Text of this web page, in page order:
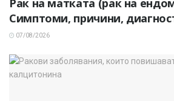
Симптоми, причини,
07/08/2026